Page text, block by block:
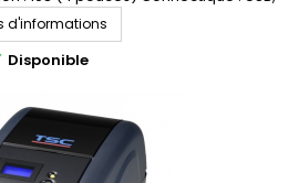
Demandez votre devis personnalisé
d'informations
Disponible